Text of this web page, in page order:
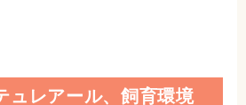
ュレアール、飼育環境